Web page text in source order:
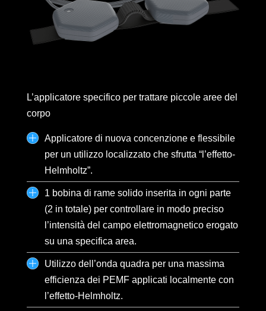
L’applicatore specifico per trattare piccole aree del
corpo
Applicatore di nuova concenzione e flessibile
per un utilizzo localizzato che sfrutta “l’effetto-
Helmholtz”.
1 bobina di rame solido inserita in ogni parte
(2 in totale) per controllare in modo preciso
l’intensità del campo elettromagnetico erogato
su una specifica area.
Utilizzo dell’onda quadra per una massima
efficienza dei PEMF applicati localmente con
l’effetto-Helmholtz.